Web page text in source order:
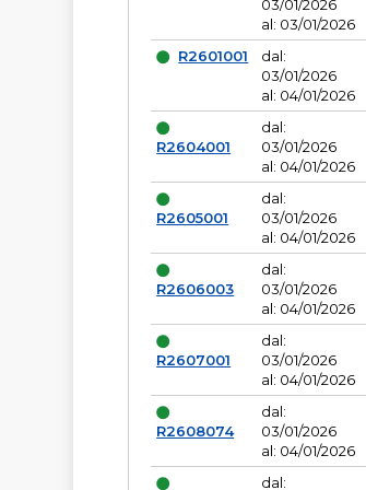
03/01/2026
al: 03/01/2026
R2601001
dal:
03/01/2026
al: 04/01/2026
R2604001
dal:
03/01/2026
al: 04/01/2026
R2605001
dal:
03/01/2026
al: 04/01/2026
R2606003
dal:
03/01/2026
al: 04/01/2026
R2607001
dal:
03/01/2026
al: 04/01/2026
R2608074
dal:
03/01/2026
al: 04/01/2026
dal: